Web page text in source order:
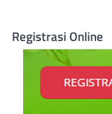
Registrasi Online